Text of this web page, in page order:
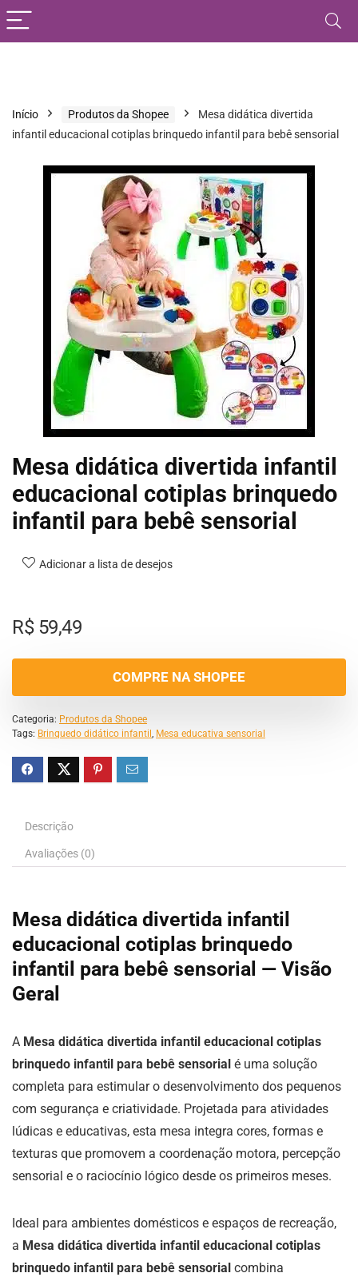
Início Produtos da Shopee
Mesa didática divertida
infantil educacional cotiplas brinquedo infantil para bebê sensorial
Mesa didática divertida infantil
educacional cotiplas brinquedo
infantil para bebê sensorial
Adicionar a lista de desejos
R$59,49
COMPRE NA SHOPEE
Categoria: Produtos da Shopee
Tags: Brinquedo didático infantil , Mesa educativa sensorial
Descrição
Avaliações (0)
Mesa didática divertida infantil
educacional cotiplas brinquedo
infantil para bebê sensorial — Visão
Geral
A Mesa didática divertida infantil educacional cotiplas
brinquedo infantil para bebê sensorial é uma solução
completa para estimular o desenvolvimento dos pequenos
com segurança e criatividade. Projetada para atividades
lúdicas e educativas, esta mesa integra cores, formas e
texturas que promovem a coordenação motora, percepção
sensorial e o raciocínio lógico desde os primeiros meses.
Ideal para ambientes domésticos e espaços de recreação,
a Mesa didática divertida infantil educacional cotiplas
brinquedo infantil para bebê sensorial combina